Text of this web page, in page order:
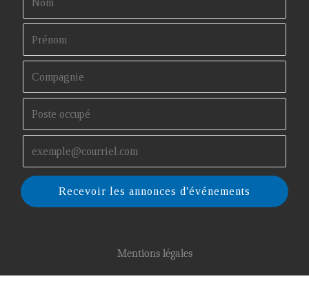
Recevoir les annonces d'événements
Mentions légales